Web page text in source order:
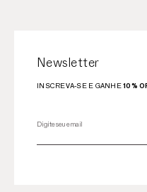
Newsletter
INSCREVA-SE E GANHE10%